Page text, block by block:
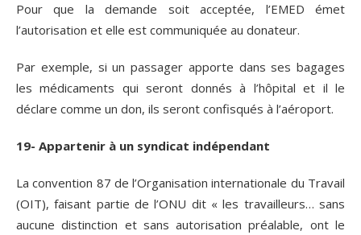
Pour que la demande soit acceptée, l’EMED émet
l’autorisation et elle est communiquée au donateur.
Par exemple, si un passager apporte dans ses bagages
les médicaments qui seront donnés à l’hôpital et il le
déclare comme un don, ils seront confisqués à l’aéroport.
19- Appartenir à un syndicat indépendant
La convention 87 de l’Organisation internationale du Travail
(OIT), faisant partie de l’ONU dit « les travailleurs… sans
aucune distinction et sans autorisation préalable, ont le